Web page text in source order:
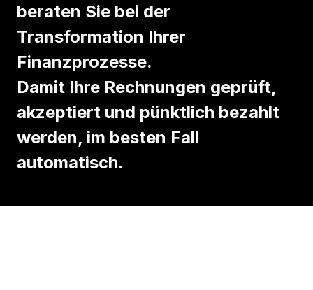
beraten Sie bei der
Transformation Ihrer
Finanzprozesse.
Damit Ihre Rechnungen geprüft,
akzeptiert und pünktlich bezahlt
werden, im besten Fall
automatisch.